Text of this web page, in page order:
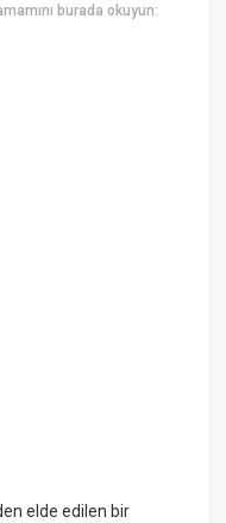
burada okuyun:
elde edilen bir